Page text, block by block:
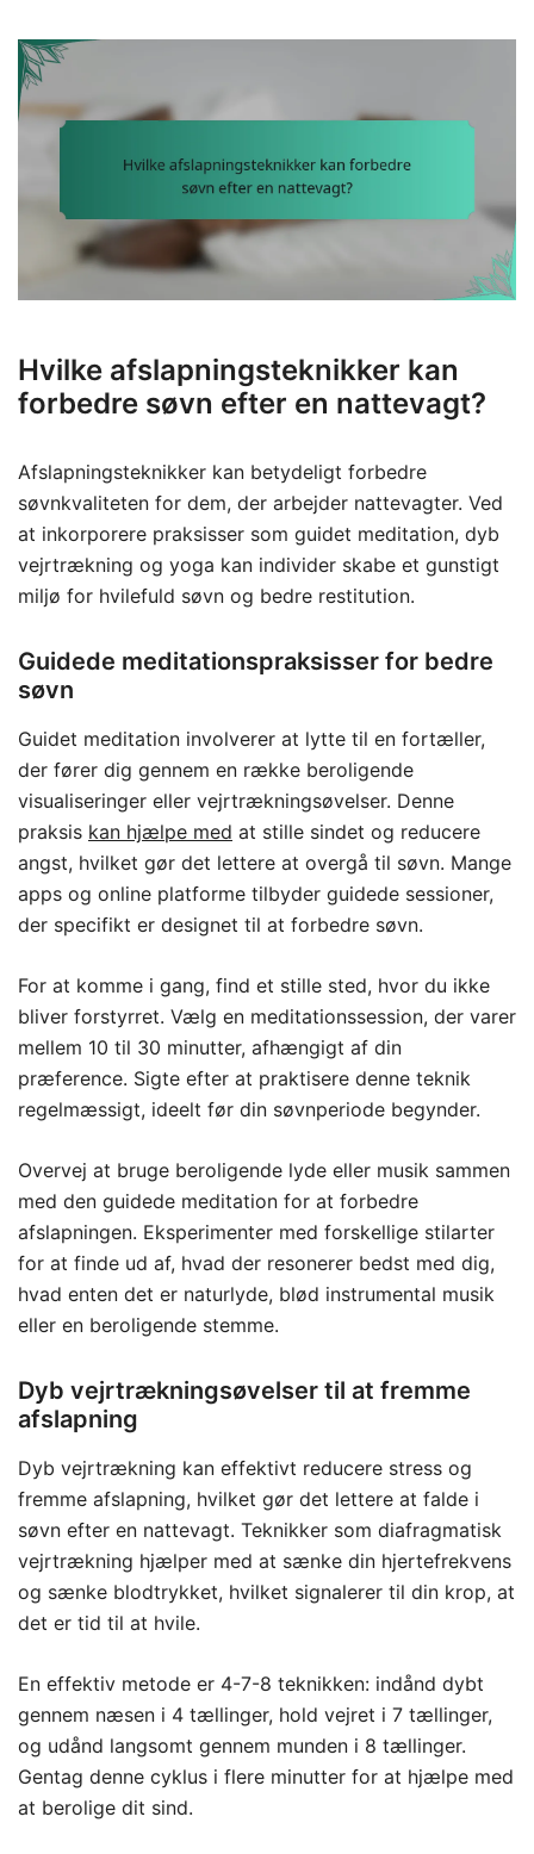
Hvilke afslapningsteknikker kan
forbedre søvn efter en nattevagt?
Afslapningsteknikker kan betydeligt forbedre
søvnkvaliteten for dem, der arbejder nattevagter. Ved
at inkorporere praksisser som guidet meditation, dyb
vejrtrækning og yoga kan individer skabe et gunstigt
miljø for hvilefuld søvn og bedre restitution.
Guidede meditationspraksisser for bedre
søvn
Guidet meditation involverer at lytte til en fortæller,
der fører dig gennem en række beroligende
visualiseringer eller vejrtrækningsøvelser. Denne
praksis kan hjælpe med at stille sindet og reducere
angst, hvilket gør det lettere at overgå til søvn. Mange
apps og online platforme tilbyder guidede sessioner,
der specifikt er designet til at forbedre søvn.
For at komme i gang, find et stille sted, hvor du ikke
bliver forstyrret. Vælg en meditationssession, der varer
mellem 10 til 30 minutter, afhængigt af din
præference. Sigte efter at praktisere denne teknik
regelmæssigt, ideelt før din søvnperiode begynder.
Overvej at bruge beroligende lyde eller musik sammen
med den guidede meditation for at forbedre
afslapningen. Eksperimenter med forskellige stilarter
for at finde ud af, hvad der resonerer bedst med dig,
hvad enten det er naturlyde, blød instrumental musik
eller en beroligende stemme.
Dyb vejrtrækningsøvelser til at fremme
afslapning
Dyb vejrtrækning kan effektivt reducere stress og
fremme afslapning, hvilket gør det lettere at falde i
søvn efter en nattevagt. Teknikker som diafragmatisk
vejrtrækning hjælper med at sænke din hjertefrekvens
og sænke blodtrykket, hvilket signalerer til din krop, at
det er tid til at hvile.
En effektiv metode er 4-7-8 teknikken: indånd dybt
gennem næsen i 4 tællinger, hold vejret i 7 tællinger,
og udånd langsomt gennem munden i 8 tællinger.
Gentag denne cyklus i flere minutter for at hjælpe med
at berolige dit sind.